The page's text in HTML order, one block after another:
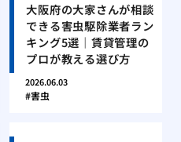
大阪府の大家さんが相談
できる害虫駆除業者ラン
キング5選｜賃貸管理の
プロが教える選び方
2026.06.03
害虫